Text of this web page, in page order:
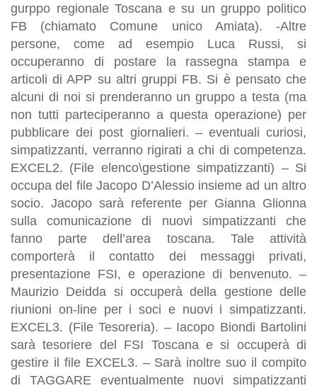
gurppo regionale Toscana e su un gruppo politico
FB (chiamato Comune unico Amiata). -Altre
persone, come ad esempio Luca Russi, si
occuperanno di postare la rassegna stampa e
articoli di APP su altri gruppi FB. Si è pensato che
alcuni di noi si prenderanno un gruppo a testa (ma
non tutti parteciperanno a questa operazione) per
pubblicare dei post giornalieri. – eventuali curiosi,
simpatizzanti, verranno rigirati a chi di competenza.
EXCEL2. (File elenco\gestione simpatizzanti) – Si
occupa del file Jacopo D’Alessio insieme ad un altro
socio. Jacopo sarà referente per Gianna Glionna
sulla comunicazione di nuovi simpatizzanti che
fanno parte dell’area toscana. Tale attività
comporterà il contatto dei messaggi privati,
presentazione FSI, e operazione di benvenuto. –
Maurizio Deidda si occuperà della gestione delle
riunioni on-line per i soci e nuovi i simpatizzanti.
EXCEL3. (File Tesoreria). – Iacopo Biondi Bartolini
sarà tesoriere del FSI Toscana e si occuperà di
gestire il file EXCEL3. – Sarà inoltre suo il compito
di TAGGARE eventualmente nuovi simpatizzanti